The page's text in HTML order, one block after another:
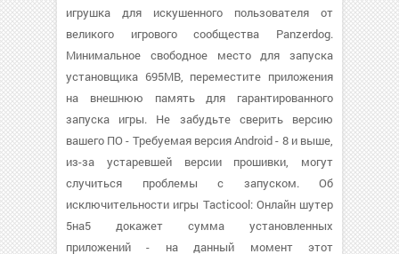
игрушка для искушенного пользователя от
великого игрового сообщества Panzerdog.
Минимальное свободное место для запуска
установщика 695MB, переместите приложения
на внешнюю память для гарантированного
запуска игры. Не забудьте сверить версию
вашего ПО - Требуемая версия Android - 8 и выше,
из-за устаревшей версии прошивки, могут
случиться проблемы с запуском. Об
исключительности игры Tacticool: Онлайн шутер
5на5 докажет сумма установленных
приложений - на данный момент этот